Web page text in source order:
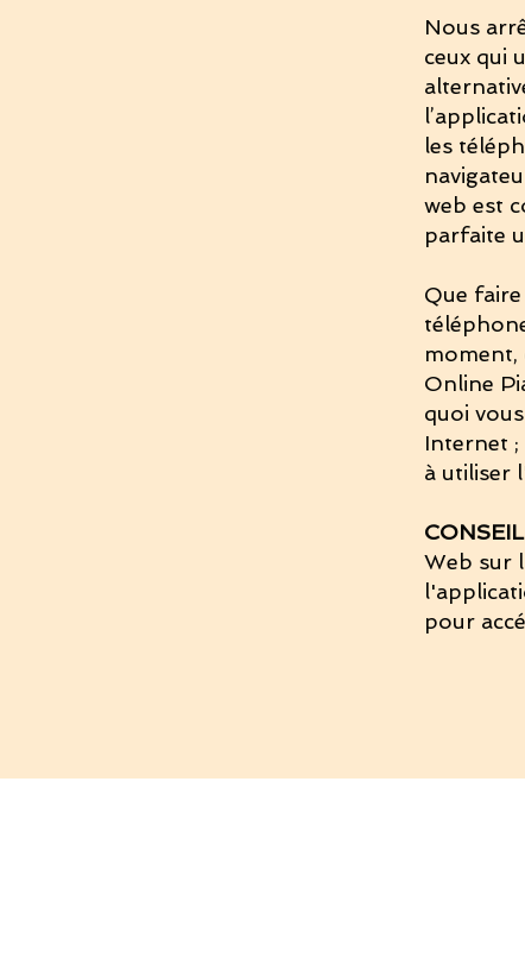
Nous
ceux qui
les
web est
parfaite
Que
moment,
Online
quoi
Internet ;
à utiliser
CONSEIL
Web sur
pour